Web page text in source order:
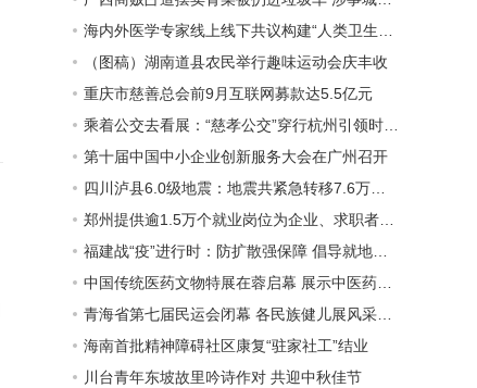
（图稿）湖南道县农民举行趣味运动会庆丰收
重庆市慈善总会前9月互联网募款达5.5亿元
第十届中国中小企业创新服务大会在广州召开
海南首批精神障碍社区康复“驻家社工”结业
川台青年东坡故里吟诗作对 共迎中秋佳节